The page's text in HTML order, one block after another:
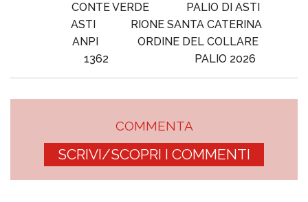
CONTE VERDE
PALIO DI ASTI
ASTI
RIONE SANTA CATERINA
ANPI
ORDINE DEL COLLARE
1362
PALIO 2026
COMMENTA
SCRIVI/SCOPRI I COMMENTI